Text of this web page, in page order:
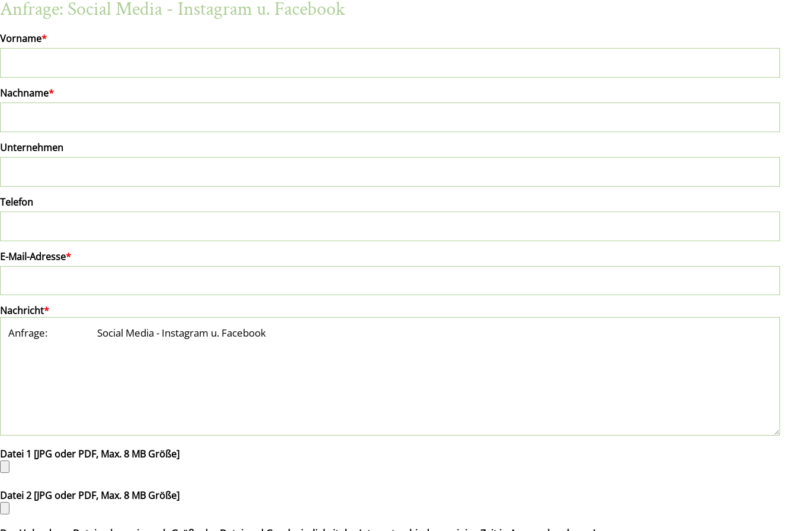
Anfrage: Social Media - Instagram u. Facebook
Vorname*
Nachname*
Unternehmen
Telefon
E-Mail-Adresse*
Nachricht*
Datei 1 [JPG oder PDF, Max. 8 MB Größe]
Datei 2 [JPG oder PDF, Max. 8 MB Größe]